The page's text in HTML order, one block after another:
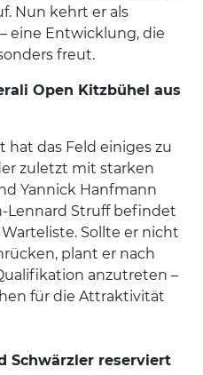
Nun kehrt er als
eine Entwicklung, die
freut.
Open Kitzbühel aus
hat das Feld einiges zu
zuletzt mit starken
Yannick Hanfmann
Lennard Struff befindet
Sollte er nicht
plant er nach
anzutreten –
für die Attraktivität
Schwärzler reserviert